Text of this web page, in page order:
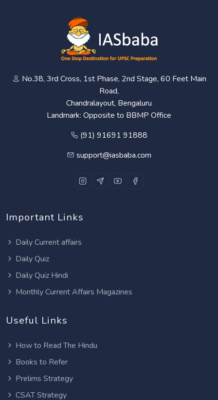
No.38, 3rd Cross, 1st Phase, 2nd Stage, 60 Feet Main
Road,
Chandralayout, Bengaluru
Landmark: Opposite to BBMP Office
(91) 91691 91888
support@iasbaba.com
Important Links
Daily Current affairs
Daily Quiz
Daily Quiz Hindi
Monthly Current Affairs Magazines
Useful Links
How to Read The Hindu
Books to Refer
Prelims Strategy
CSAT Strategy